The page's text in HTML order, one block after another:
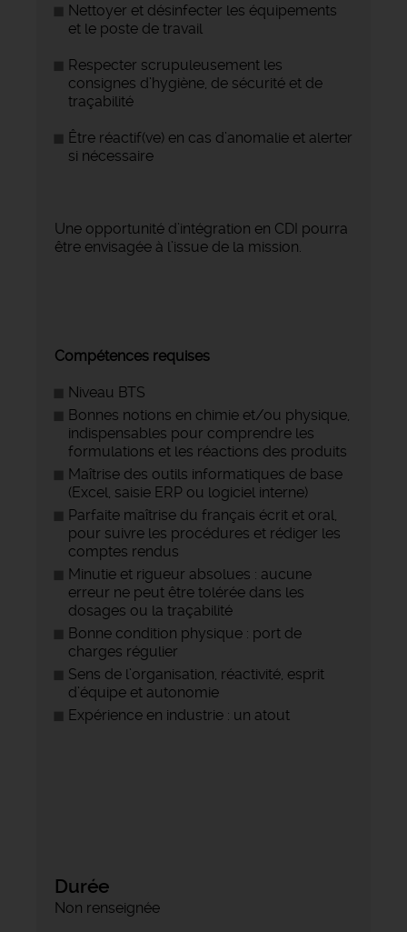
Nettoyer et désinfecter les équipements
et le poste de travail
Respecter scrupuleusement les
consignes d’hygiène, de sécurité et de
traçabilité
Être réactif(ve) en cas d’anomalie et alerter
si nécessaire
Une opportunité d’intégration en CDI pourra
être envisagée à l’issue de la mission.
Compétences requises
Niveau BTS
Bonnes notions en chimie et/ou physique,
indispensables pour comprendre les
formulations et les réactions des produits
Maîtrise des outils informatiques de base
(Excel, saisie ERP ou logiciel interne)
Parfaite maîtrise du français écrit et oral,
pour suivre les procédures et rédiger les
comptes rendus
Minutie et rigueur absolues : aucune
erreur ne peut être tolérée dans les
dosages ou la traçabilité
Bonne condition physique : port de
charges régulier
Sens de l’organisation, réactivité, esprit
d’équipe et autonomie
Expérience en industrie : un atout
Durée
Non renseignée